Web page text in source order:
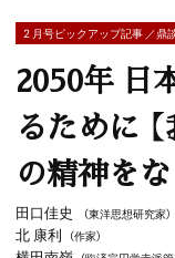
2 月号ピックアップ記事 ／鼎
2050年 日
るために
の精神を
田口佳史 （東洋思想研究家）
北 康利 （作家）